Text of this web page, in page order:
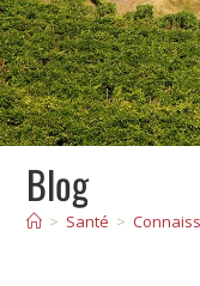
Blog
> Santé >